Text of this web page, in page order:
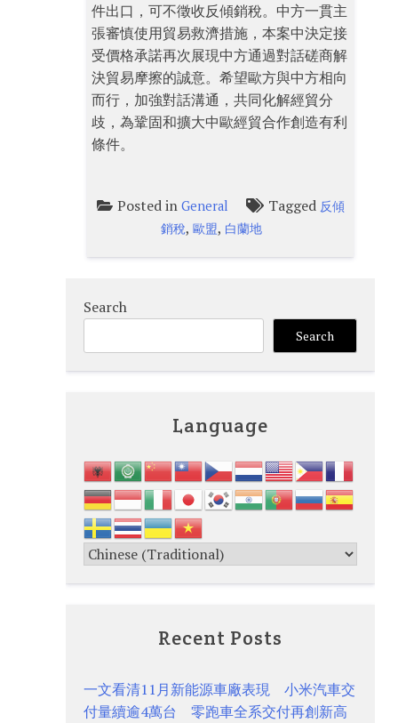
件出口，可不徵收反傾銷稅。中方一貫主
張審慎使用貿易救濟措施，本案中決定接
受價格承諾再次展現中方通過對話磋商解
決貿易摩擦的誠意。希望歐方與中方相向
而行，加強對話溝通，共同化解經貿分
歧，為鞏固和擴大中歐經貿合作創造有利
條件。
Posted in General Tagged 反傾
銷稅,歐盟, 白蘭地
Search
Search
Language
Recent Posts
一文看清11月新能源車廠表現 小米汽車交
付量續逾4萬台 零跑車全系交付再創新高